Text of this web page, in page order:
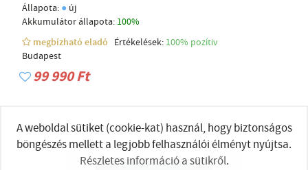
Állapota: ● új
Akkumulátor állapota: 100%
megbízható eladó
Értékelések: 100% pozítiv
Budapest
99 990 Ft
A weboldal sütiket (cookie-kat) használ, hogy biztonságos
böngészés mellett a legjobb felhasználói élményt nyújtsa.
Részletes információ a sütikről.